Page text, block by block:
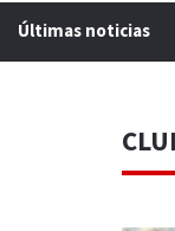
Últimas noticias